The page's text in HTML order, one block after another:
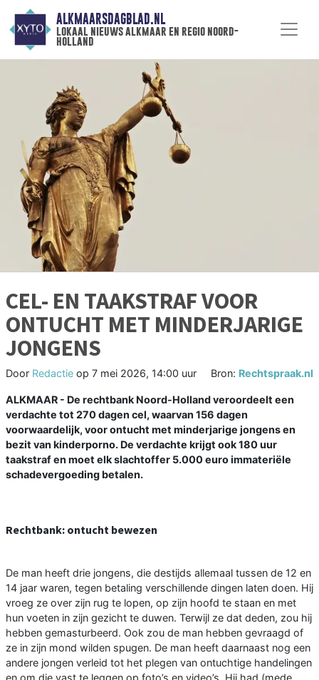
ALKMAARSDAGBLAD.NL
lokaal nieuws alkmaar en regio noord-
holland
CEL- EN TAAKSTRAF VOOR
ONTUCHT MET MINDERJARIGE
JONGENS
Door Redactie op 7 mei 2026, 14:00 uur Bron: Rechtspraak.nl
ALKMAAR - De rechtbank Noord-Holland veroordeelt een
verdachte tot 270 dagen cel, waarvan 156 dagen
voorwaardelijk, voor ontucht met minderjarige jongens en
bezit van kinderporno. De verdachte krijgt ook 180 uur
taakstraf en moet elk slachtoffer 5.000 euro immateriële
schadevergoeding betalen.
Rechtbank: ontucht bewezen
De man heeft drie jongens, die destijds allemaal tussen de 12 en
14 jaar waren, tegen betaling verschillende dingen laten doen. Hij
vroeg ze over zijn rug te lopen, op zijn hoofd te staan en met
hun voeten in zijn gezicht te duwen. Terwijl ze dat deden, zou hij
hebben gemasturbeerd. Ook zou de man hebben gevraagd of
ze in zijn mond wilden spugen. De man heeft daarnaast nog een
andere jongen verleid tot het plegen van ontuchtige handelingen
en om die vast te leggen op foto’s en video’s. Hij had (mede